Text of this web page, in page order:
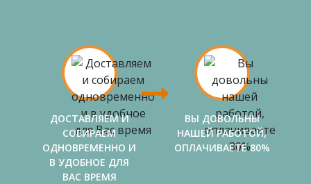
ДОСТАВЛЯЕМ И
СОБИРАЕМ
ОДНОВРЕМЕННО И
В УДОБНОЕ ДЛЯ
ВАС ВРЕМЯ
ВЫ ДОВОЛЬНЫ
НАШЕЙ РАБОТОЙ,
ОПЛАЧИВАЕТЕ 80%